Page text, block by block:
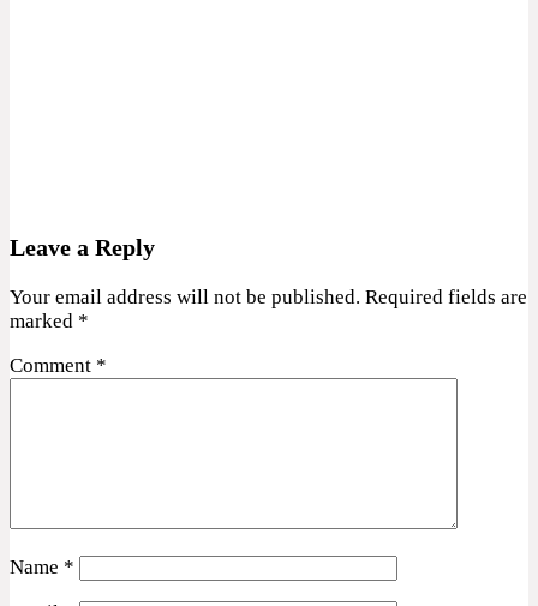
Leave a Reply
Your email address will not be published. Required fields are
marked *
Comment *
Name *